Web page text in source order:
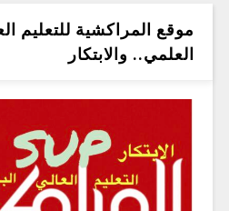
موقع المراكشية للتعليم
العلمي.. والابتكار